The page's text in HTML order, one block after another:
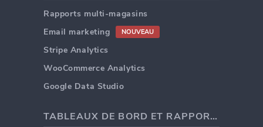
Rapports multi-magasins
Email marketing
NOUVEAU
Stripe Analytics
WooCommerce Analytics
Google Data Studio
TABLEAUX DE BORD ET RAPPORTS